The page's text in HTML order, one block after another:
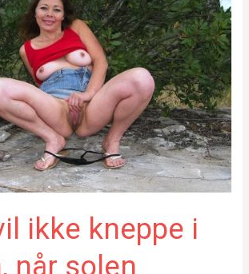
ikke kneppe i
når solen